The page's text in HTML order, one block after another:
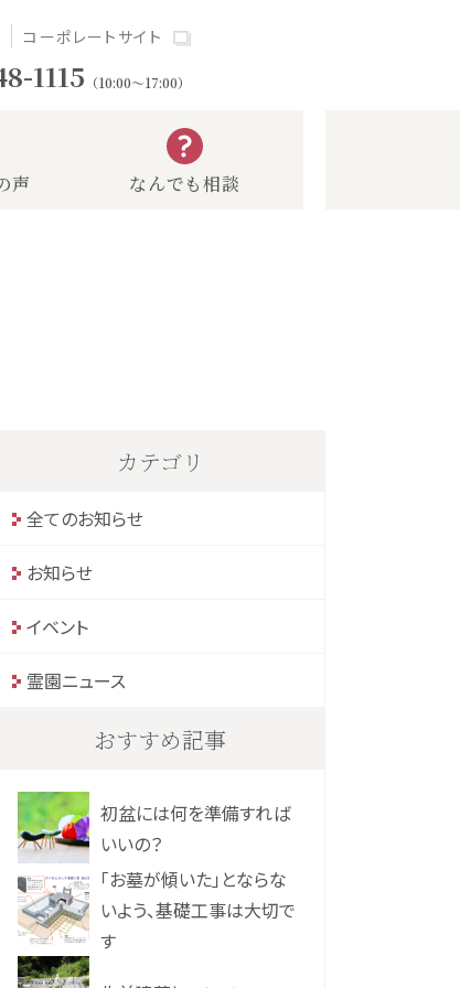
コーポレートサイト
1115 （10:00～17:00）
声 なんでも相談
カテゴリ
全てのお知らせ
お知らせ
イベント
霊園ニュース
おすすめ記事
初盆には何を準備すれば
いいの？
「お墓が傾いた」とならな
いよう、基礎工事は大切で
す